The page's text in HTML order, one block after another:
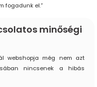
fogadunk el.”
minőségi
webshopja még nem azt
nincsenek a hibás